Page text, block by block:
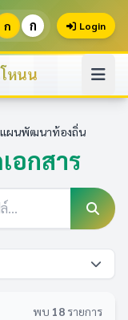
ก ก Login
หนน
แผนพัฒนาท้องถิ่น
อกสาร
พบ 18 รายการ